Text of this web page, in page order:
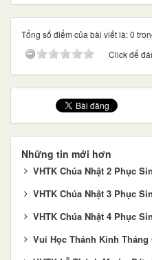
Tổng số điểm của bài viết là: 0
Click để
Những tin mới hơn
VHTK Chúa Nhật 2 Phục
VHTK Chúa Nhật 3 Phục
VHTK Chúa Nhật 4 Phục
Vui Học Thánh Kinh Tháng